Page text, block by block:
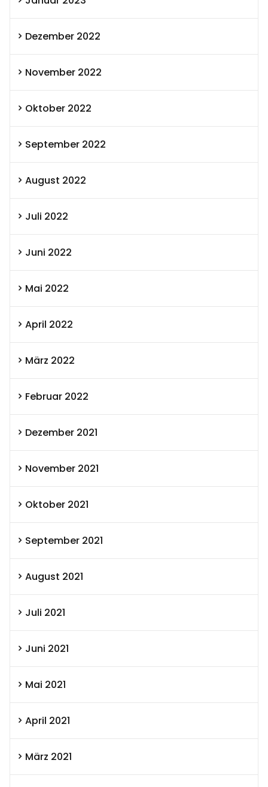
Dezember 2022
November 2022
Oktober 2022
September 2022
August 2022
Juli 2022
Juni 2022
Mai 2022
April 2022
März 2022
Februar 2022
Dezember 2021
November 2021
Oktober 2021
September 2021
August 2021
Juli 2021
Juni 2021
Mai 2021
April 2021
März 2021